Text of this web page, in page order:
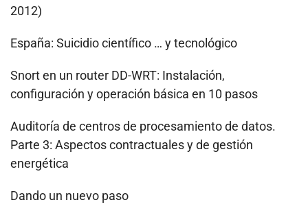
2012)
España: Suicidio científico … y tecnológico
Snort en un router DD-WRT: Instalación,
configuración y operación básica en 10 pasos
Auditoría de centros de procesamiento de datos.
Parte 3: Aspectos contractuales y de gestión
energética
Dando un nuevo paso